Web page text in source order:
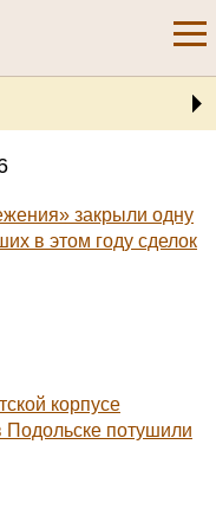
закрыли одну
в этом году сделок
корпусе
Подольске потушили